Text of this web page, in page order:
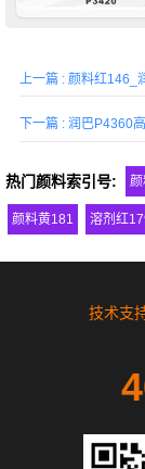
上一篇 : 颜料红146_
下一篇 : 润巴P4360
热门颜料索引号:
颜料黄181 溶剂红
技术支